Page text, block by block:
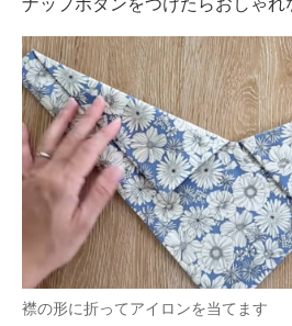
ナップボタンをつけたらおしゃれ
襟の形に折ってアイロンを当てます